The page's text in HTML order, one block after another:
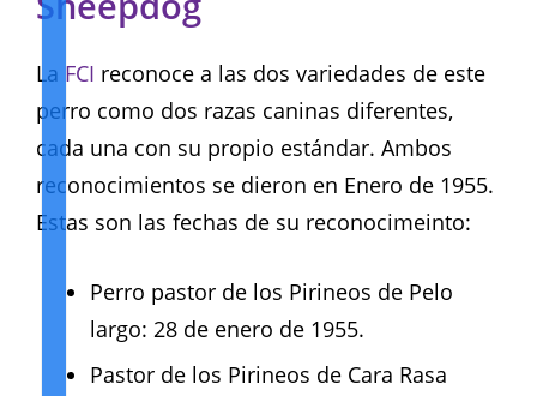
La FCI reconoce a las dos variedades de este
perro como dos razas caninas diferentes,
cada una con su propio estándar. Ambos
reconocimientos se dieron en Enero de 1955.
Estas son las fechas de su reconocimeinto:
Perro pastor de los Pirineos de Pelo
largo: 28 de enero de 1955.
Pastor de los Pirineos de Cara Rasa